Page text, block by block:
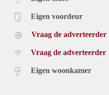
Eigen voordeur
Vraag de adverteerder
Vraag de adverteerder
Eigen woonkamer